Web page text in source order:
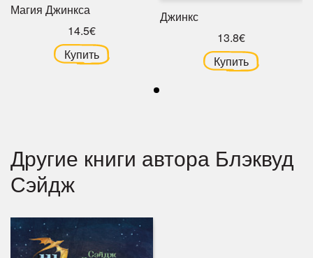
Магия Джинкса
14.5€
Купить
Джинкс
13.8€
Купить
Другие книги автора Блэквуд
Сэйдж